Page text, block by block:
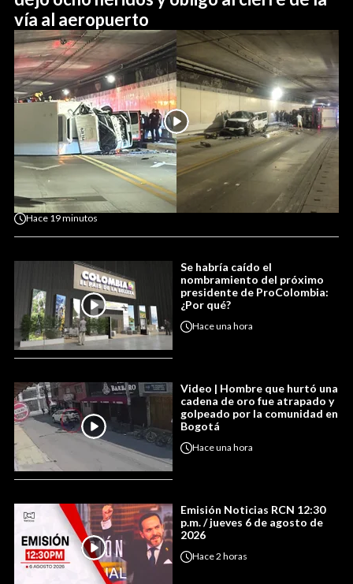
vía al aeropuerto
Hace 19 minutos
Se habría caído el
nombramiento del próximo
presidente de ProColombia:
¿Por qué?
Haceuna hora
Video | Hombre que hurtó una
cadena de oro fue atrapado y
golpeado por la comunidad en
Bogotá
Haceuna hora
Emisión Noticias RCN 12:30
p.m. / jueves 6 de agosto de
2026
Hace2 horas